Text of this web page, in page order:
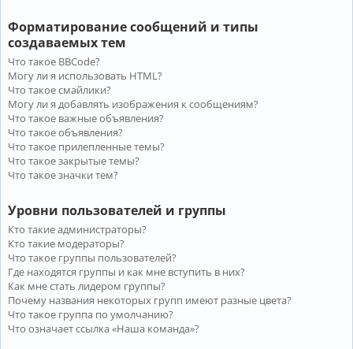
Форматирование сообщений и типы
создаваемых тем
Что такое BBCode?
Могу ли я использовать HTML?
Что такое смайлики?
Могу ли я добавлять изображения к сообщениям?
Что такое важные объявления?
Что такое объявления?
Что такое прилепленные темы?
Что такое закрытые темы?
Что такое значки тем?
Уровни пользователей и группы
Кто такие администраторы?
Кто такие модераторы?
Что такое группы пользователей?
Где находятся группы и как мне вступить в них?
Как мне стать лидером группы?
Почему названия некоторых групп имеют разные цвета?
Что такое группа по умолчанию?
Что означает ссылка «Наша команда»?